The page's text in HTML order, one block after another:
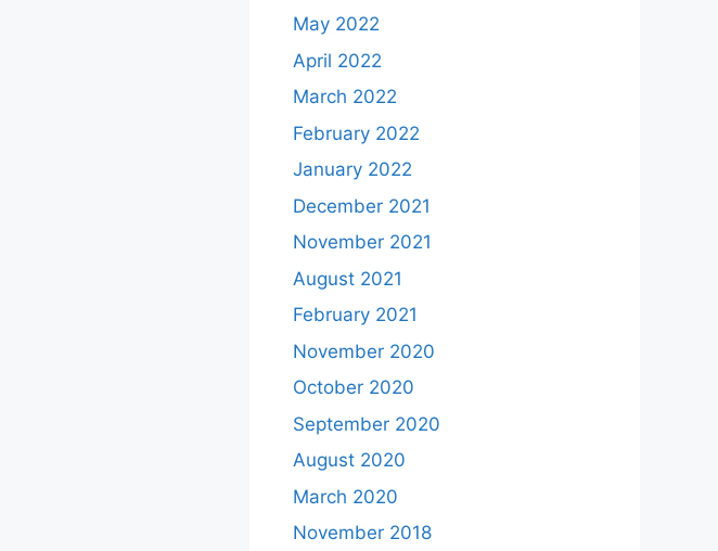
May 2022
April 2022
March 2022
February 2022
January 2022
December 2021
November 2021
August 2021
February 2021
November 2020
October 2020
September 2020
August 2020
March 2020
November 2018